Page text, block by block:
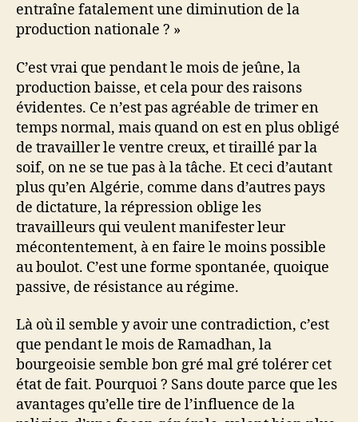
entraîne fatalement une diminution de la
production nationale ? »
C’est vrai que pendant le mois de jeûne, la
production baisse, et cela pour des raisons
évidentes. Ce n’est pas agréable de trimer en
temps normal, mais quand on est en plus obligé
de travailler le ventre creux, et tiraillé par la
soif, on ne se tue pas à la tâche. Et ceci d’autant
plus qu’en Algérie, comme dans d’autres pays
de dictature, la répression oblige les
travailleurs qui veulent manifester leur
mécontentement, à en faire le moins possible
au boulot. C’est une forme spontanée, quoique
passive, de résistance au régime.
Là où il semble y avoir une contradiction, c’est
que pendant le mois de Ramadhan, la
bourgeoisie semble bon gré mal gré tolérer cet
état de fait. Pourquoi ? Sans doute parce que les
avantages qu’elle tire de l’influence de la